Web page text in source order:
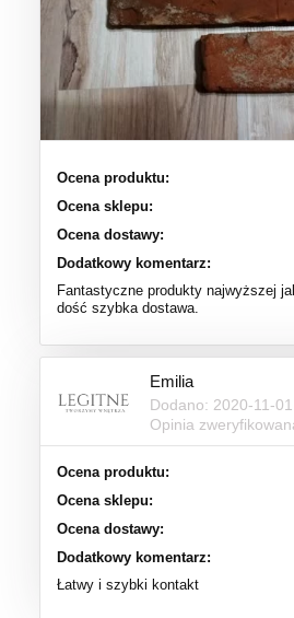
Ocena produktu:
Ocena sklepu:
Ocena dostawy:
Dodatkowy komentarz:
Fantastyczne produkty najwyższej
dość szybka dostawa.
Emilia
Dodano: 2020-11-01
Opinia
Ocena produktu:
Ocena sklepu:
Ocena dostawy:
Dodatkowy komentarz:
Łatwy i szybki kontakt